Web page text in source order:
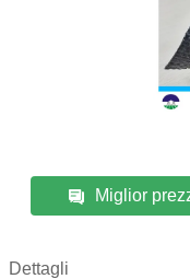
Miglior
Dettagli